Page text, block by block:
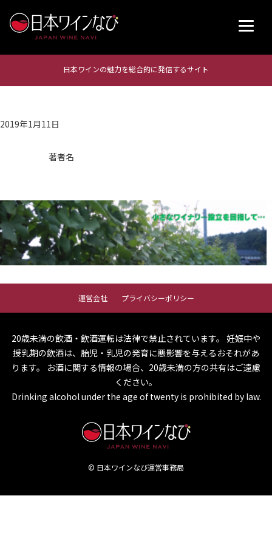
日本ワインの魅力を総合的に発信するサイト
2019年1月11日
著者名
運営会社 プライバシーポリシー
20歳未満の飲酒・飲酒運転は法律で禁止されています。 妊娠中や
授乳期の飲酒は、胎児・乳児の発育に悪影響を与えるおそれがあ
ります。
お酒に関する情報の場合、20歳未満の方の共有はご遠慮
ください。
Drinking alcohol under the age of twenty is prohibited by law.
© 日本ワインなび運営事務局